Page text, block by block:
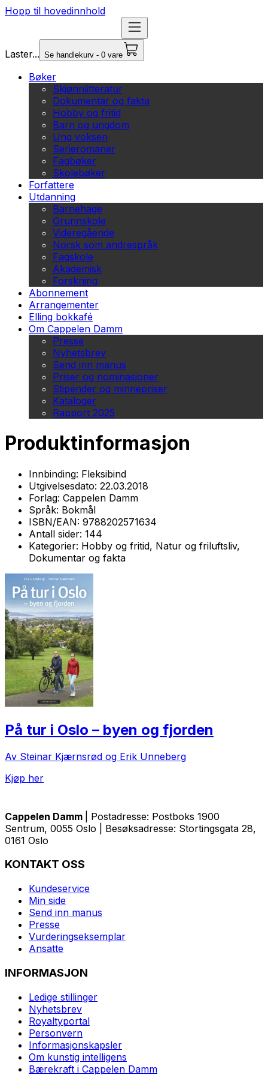
Hopp til hovedinnhold
Laster... Se handlekurv - 0 vare
Bøker
Skjønnlitteratur
Dokumentar og fakta
Hobby og fritid
Barn og ungdom
Ung voksen
Serieromaner
Fagbøker
Skolebøker
Forfattere
Utdanning
Barnehage
Grunnskole
Videregående
Norsk som andrespråk
Fagskole
Akademisk
Forskning
Abonnement
Arrangementer
Elling bokkafé
Om Cappelen Damm
Presse
Nyhetsbrev
Send inn manus
Priser og nominasjoner
Stipender og minnepriser
Kataloger
Rapport 2025
Produktinformasjon
Innbinding: Fleksibind
Utgivelsesdato: 22.03.2018
Forlag: Cappelen Damm
Språk: Bokmål
ISBN/EAN: 9788202571634
Antall sider: 144
Kategorier: Hobby og fritid, Natur og friluftsliv,
Dokumentar og fakta
På tur i Oslo – byen og fjorden
Av Steinar Kjærnsrød og Erik Unneberg
Kjøp her
Cappelen Damm
| Postadresse: Postboks 1900
Sentrum, 0055 Oslo | Besøksadresse: Stortingsgata 28,
0161 Oslo
KONTAKT OSS
Kundeservice
Min side
Send inn manus
Presse
Vurderingseksemplar
Ansatte
INFORMASJON
Ledige stillinger
Nyhetsbrev
Royaltyportal
Personvern
Informasjonskapsler
Om kunstig intelligens
Bærekraft i Cappelen Damm